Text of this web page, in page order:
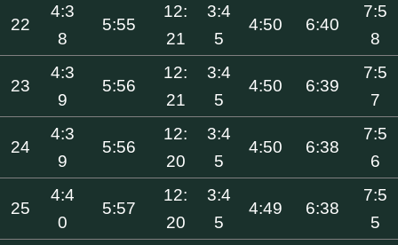
22
4:3
8
5:55
12:
21
3:4
5
4:50 6:40
7:5
8
23
4:3
9
5:56
12:
21
3:4
5
4:50 6:39
7:5
7
24
4:3
9
5:56
12:
20
3:4
5
4:50 6:38
7:5
6
25
4:4
0
5:57
12:
20
3:4
5
4:49 6:38
7:5
5